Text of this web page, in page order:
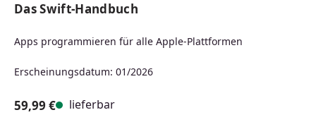
Das Swift-Handbuch
Apps programmieren für alle Apple-Plattformen
Erscheinungsdatum: 01/2026
59,99 € lieferbar